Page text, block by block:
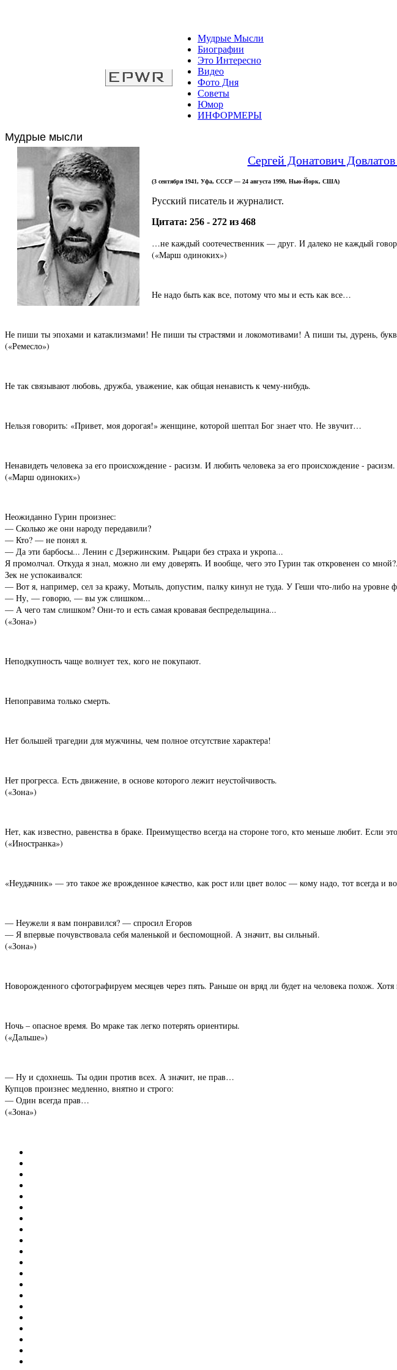
Мудрые Мысли
Биографии
Это Интересно
Видео
Фото Дня
Советы
Юмор
ИНФОРМЕРЫ
Мудрые мысли
Сергей Донатович
(3 сентября 1941, Уфа, СССР — 24 августа 1990, Нью-Йорк, США)
Русский писатель и журналист.
Цитата: 256 - 272 из 468
…не каждый соотечественник — друг. И далеко не каждый
(«Марш одиноких»)
Не надо быть как все, потому что мы и есть как все…
Не пиши ты эпохами и катаклизмами! Не пиши ты страстями и локомотивами! А пиши ты, дурень,
(«Ремесло»)
Не так связывают любовь, дружба, уважение, как общая ненависть к чему-нибудь.
Нельзя говорить: «Привет, моя дорогая!» женщине, которой шептал Бог знает что. Не звучит…
Ненавидеть человека за его происхождение - расизм. И любить человека за его происхождение - расизм.
(«Марш одиноких»)
Неожиданно Гурин произнес:
— Сколько же они народу передавили?
— Кто? — не понял я.
— Да эти барбосы... Ленин с Дзержинским. Рыцари без страха и укропа...
Я промолчал. Откуда я знал, можно ли ему доверять. И вообще, чего это Гурин так откровенен со
Зек не успокаивался:
— Вот я, например, сел за кражу, Мотыль, допустим, палку кинул не туда. У Геши что-либо на
— Ну, — говорю, — вы уж слишком...
— А чего там слишком? Они-то и есть самая кровавая беспредельщина...
(«Зона»)
Неподкупность чаще волнует тех, кого не покупают.
Непоправима только смерть.
Нет большей трагедии для мужчины, чем полное отсутствие характера!
Нет прогресса. Есть движение, в основе которого лежит неустойчивость.
(«Зона»)
Нет, как известно, равенства в браке. Преимущество всегда на стороне того, кто меньше любит. Если
(«Иностранка»)
«Неудачник» — это такое же врожденное качество, как рост или цвет волос — кому надо, тот всегда и
— Неужели я вам понравился? — спросил Егоров
— Я впервые почувствовала себя маленькой и беспомощной. А значит, вы сильный.
(«Зона»)
Новорожденного сфотографируем месяцев через пять. Раньше он вряд ли будет на человека похож.
Ночь – опасное время. Во мраке так легко потерять ориентиры.
(«Дальше»)
— Ну и сдохнешь. Ты один против всех. А значит, не прав…
Купцов произнес медленно, внятно и строго:
— Один всегда прав…
(«Зона»)